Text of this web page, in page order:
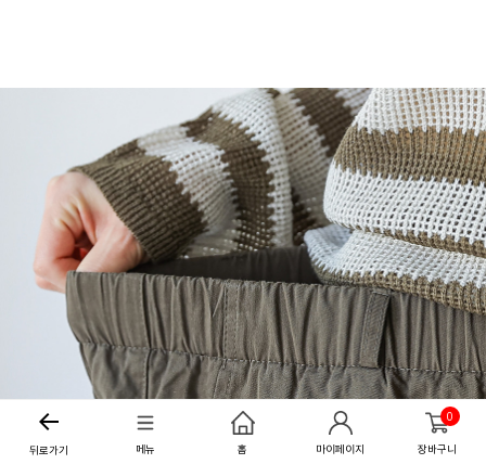
뒤로가기 메뉴 홈 마이페이지
0
장바구니